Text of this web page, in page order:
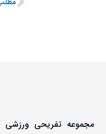
مجموعه تفریحی ورزشی